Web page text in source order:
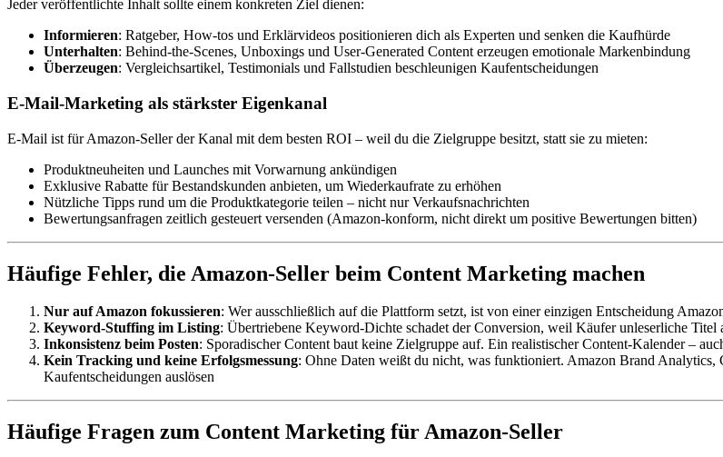
Jeder veröffentlichte Inhalt sollte einem konkreten Ziel dienen:
Informieren: Ratgeber, How-tos und Erklärvideos positionieren dich als Experten und senken die Kaufhürde
Unterhalten: Behind-the-Scenes, Unboxings und User-Generated Content erzeugen emotionale Markenbindung
Überzeugen: Vergleichsartikel, Testimonials und Fallstudien beschleunigen Kaufentscheidungen
E-Mail-Marketing als stärkster Eigenkanal
E-Mail ist für Amazon-Seller der Kanal mit dem besten ROI – weil du die Zielgruppe besitzt, statt sie zu mieten:
Produktneuheiten und Launches mit Vorwarnung ankündigen
Exklusive Rabatte für Bestandskunden anbieten, um Wiederkaufrate zu erhöhen
Nützliche Tipps rund um die Produktkategorie teilen – nicht nur Verkaufsnachrichten
Bewertungsanfragen zeitlich gesteuert versenden (Amazon-konform, nicht direkt um positive Bewertungen bitten)
Häufige Fehler, die Amazon-Seller beim Content Marketing machen
Nur auf Amazon fokussieren: Wer ausschließlich auf die Plattform setzt, ist von einer einzigen Entscheidung
Keyword-Stuffing im Listing: Übertriebene Keyword-Dichte schadet der Conversion, weil Käufer unleserliche Titel
Inkonsistenz beim Posten: Sporadischer Content baut keine Zielgruppe auf. Ein realistischer Content-Kalender –
Kein Tracking und keine Erfolgsmessung: Ohne Daten weißt du nicht, was funktioniert. Amazon Brand
Kaufentscheidungen auslösen
Häufige Fragen zum Content Marketing für Amazon-Seller